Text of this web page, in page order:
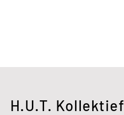
H.U.T. Kollektief